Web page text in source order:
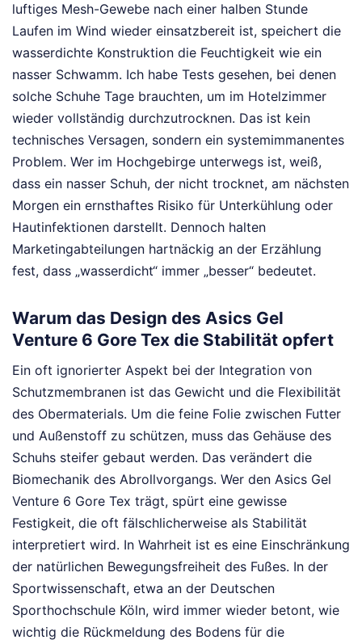
luftiges Mesh-Gewebe nach einer halben Stunde
Laufen im Wind wieder einsatzbereit ist, speichert die
wasserdichte Konstruktion die Feuchtigkeit wie ein
nasser Schwamm. Ich habe Tests gesehen, bei denen
solche Schuhe Tage brauchten, um im Hotelzimmer
wieder vollständig durchzutrocknen. Das ist kein
technisches Versagen, sondern ein systemimmanentes
Problem. Wer im Hochgebirge unterwegs ist, weiß,
dass ein nasser Schuh, der nicht trocknet, am nächsten
Morgen ein ernsthaftes Risiko für Unterkühlung oder
Hautinfektionen darstellt. Dennoch halten
Marketingabteilungen hartnäckig an der Erzählung
fest, dass „wasserdicht“ immer „besser“ bedeutet.
Warum das Design des Asics Gel
Venture 6 Gore Tex die Stabilität opfert
Ein oft ignorierter Aspekt bei der Integration von
Schutzmembranen ist das Gewicht und die Flexibilität
des Obermaterials. Um die feine Folie zwischen Futter
und Außenstoff zu schützen, muss das Gehäuse des
Schuhs steifer gebaut werden. Das verändert die
Biomechanik des Abrollvorgangs. Wer den Asics Gel
Venture 6 Gore Tex trägt, spürt eine gewisse
Festigkeit, die oft fälschlicherweise als Stabilität
interpretiert wird. In Wahrheit ist es eine Einschränkung
der natürlichen Bewegungsfreiheit des Fußes. In der
Sportwissenschaft, etwa an der Deutschen
Sporthochschule Köln, wird immer wieder betont, wie
wichtig die Rückmeldung des Bodens für die